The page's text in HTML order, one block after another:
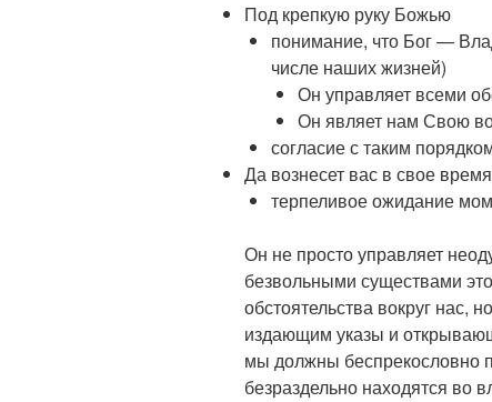
Под крепкую руку Божью
понимание, что Бог —
числе наших жизней)
Он управляет всеми
Он являет нам Свою
согласие с таким
Да вознесет вас в свое время
терпеливое ожидание
Он не просто управляет
безвольными существами
обстоятельства вокруг нас,
издающим указы и
мы должны беспрекословно
безраздельно находятся во